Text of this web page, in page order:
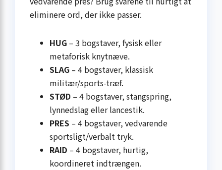
eliminere ord, der ikke passer.
HUG – 3 bogstaver, fysisk eller
metaforisk knytnæve.
SLAG – 4 bogstaver, klassisk
militær/sports-træf.
STØD – 4 bogstaver, stangspring,
lynnedslag eller lancestik.
PRES – 4 bogstaver, vedvarende
sportsligt/verbalt tryk.
RAID – 4 bogstaver, hurtig,
koordineret indtrængen.